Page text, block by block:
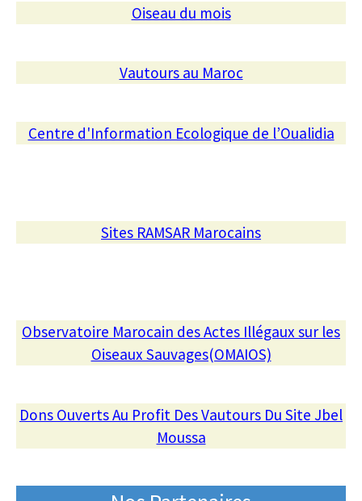
Oiseau du mois
Vautours au Maroc
Centre d'Information Ecologique de l’Oualidia
Sites RAMSAR Marocains
Observatoire Marocain des Actes Illégaux sur les
Oiseaux Sauvages(OMAIOS)
Dons Ouverts Au Profit Des Vautours Du Site Jbel
Moussa